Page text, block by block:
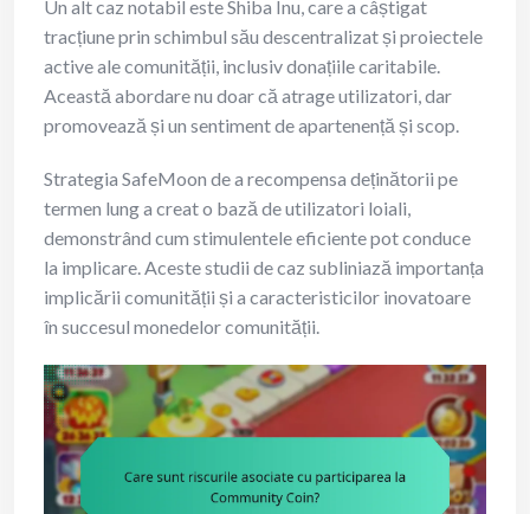
Un alt caz notabil este Shiba Inu, care a câștigat
tracțiune prin schimbul său descentralizat și proiectele
active ale comunității, inclusiv donațiile caritabile.
Această abordare nu doar că atrage utilizatori, dar
promovează și un sentiment de apartenență și scop.
Strategia SafeMoon de a recompensa deținătorii pe
termen lung a creat o bază de utilizatori loiali,
demonstrând cum stimulentele eficiente pot conduce
la implicare. Aceste studii de caz subliniază importanța
implicării comunității și a caracteristicilor inovatoare
în succesul monedelor comunității.